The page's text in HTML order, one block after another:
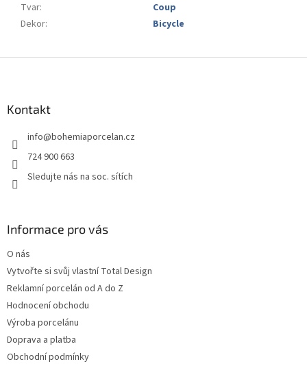
Tvar:
Coup
Dekor: Bicycle
Kontakt
info@bohemiaporcelan.cz
724 900 663
Sledujte nás na soc. sítích
Informace pro vás
O nás
Vytvořte si svůj vlastní Total Design
Reklamní porcelán od A do Z
Hodnocení obchodu
Výroba porcelánu
Doprava a platba
Obchodní podmínky